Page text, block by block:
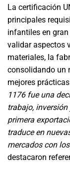
La certificación
principales
infantiles en
validar aspectos
materiales, la
consolidando un
mejores
1176 fue una
trabajo,
primera
traduce en
mercados con
destacaron